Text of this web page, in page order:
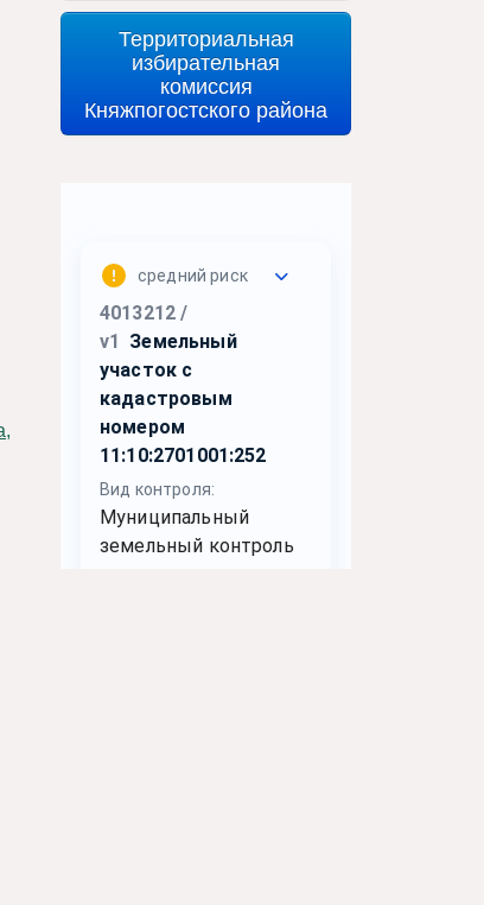
Территориальная
избирательная
комиссия
Княжпогостского района